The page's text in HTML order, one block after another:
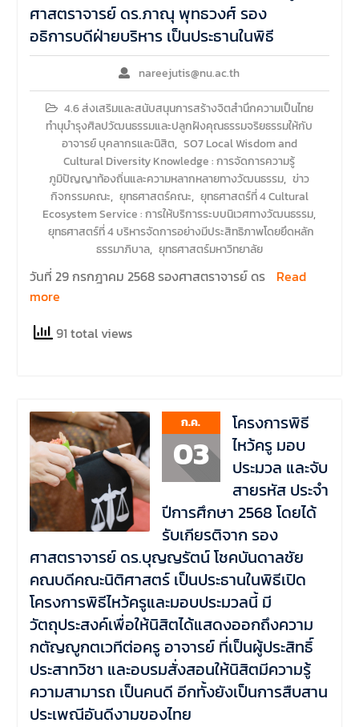
ศาสตราจารย์ ดร.ภาณุ พุทธวงศ์ รอง
อธิการบดีฝ่ายบริหาร เป็นประธานในพิธี
nareejutis@nu.ac.th
4.6 ส่งเสริมและสนับสนุนการสร้างจิตสำนึกความเป็นไทย
ทำนุบำรุงศิลปวัฒนธรรมและปลูกฝังคุณธรรมจริยธรรมให้กับ
อาจารย์ บุคลากรและนิสิต, SO7 Local Wisdom and
Cultural Diversity Knowledge : การจัดการความรู้
ภูมิปัญญาท้องถิ่นและความหลากหลายทางวัฒนธรรม, ข่าว
กิจกรรมคณะ, ยุทธศาสตร์คณะ, ยุทธศาสตร์ที่ 4 Cultural
Ecosystem Service : การให้บริการระบบนิเวศทางวัฒนธรรม,
ยุทธศาสตร์ที่ 4 บริหารจัดการอย่างมีประสิทธิภาพโดยยึดหลัก
ธรรมาภิบาล, ยุทธศาสตร์มหาวิทยาลัย
วันที่ 29 กรกฎาคม 2568 รองศาสตราจารย์ ดร
Read
more
91 total views
ก.ค.
03
โครงการพิธี
ไหว้ครู มอบ
ประมวล และจับ
สายรหัส ประจำ
ปีการศึกษา 2568 โดยได้
รับเกียรติจาก รอง
ศาสตราจารย์ ดร.บุญญรัตน์ โชคบันดาลชัย
คณบดีคณะนิติศาสตร์ เป็นประธานในพิธีเปิด
โครงการพิธีไหว้ครูและมอบประมวลนี้ มี
วัตถุประสงค์เพื่อให้นิสิตได้แสดงออกถึงความ
กตัญญูกตเวทีต่อครู อาจารย์ ที่เป็นผู้ประสิทธิ์
ประสาทวิชา และอบรมสั่งสอนให้นิสิตมีความรู้
ความสามารถ เป็นคนดี อีกทั้งยังเป็นการสืบสาน
ประเพณีอันดีงามของไทย